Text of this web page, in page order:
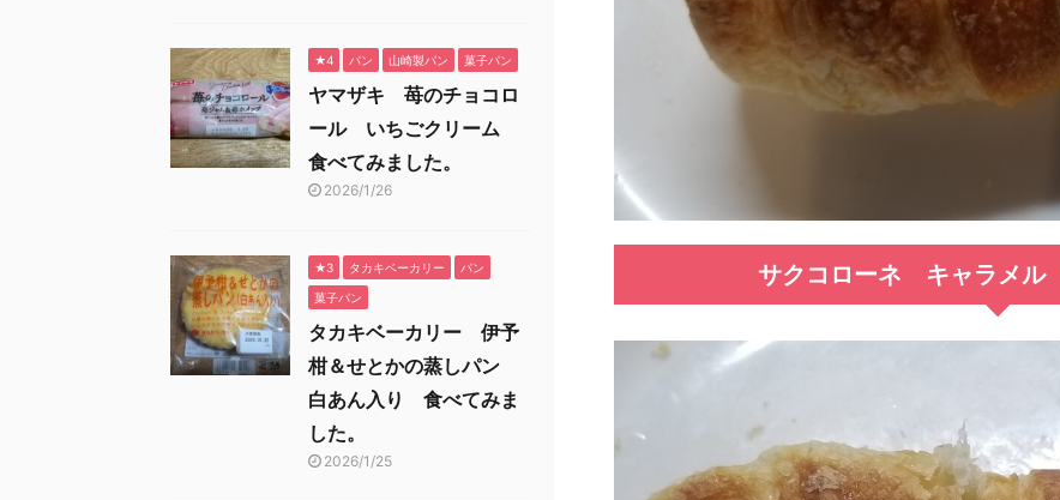
サクコローネ キャラメル
★4 パン 山崎製パン 菓子パン
ヤマザキ 苺のチョコロ
ール いちごクリーム
食べてみました。
2026/1/26
★3 タカキベーカリー パン
菓子パン
タカキベーカリー 伊予
柑＆せとかの蒸しパン
白あん入り 食べてみま
した。
2026/1/25